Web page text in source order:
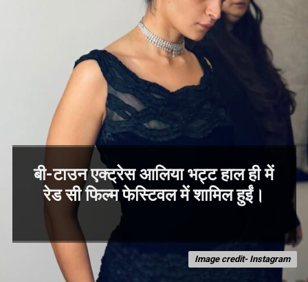
बी-टाउन एक्ट्रेस आलिया भट्ट हाल ही में
रेड सी फिल्म फेस्टिवल में शामिल हुईं।
Image credit- Instagram